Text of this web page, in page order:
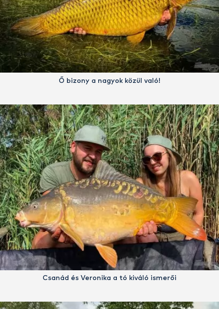
Ő bizony a nagyok közül való!
Csanád és Veronika a tó kiváló ismerői